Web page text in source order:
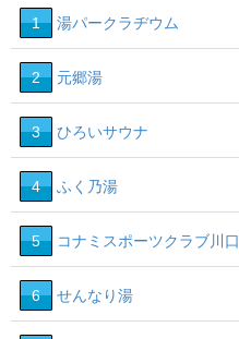
1 湯パークラヂウム
2 元郷湯
3 ひろいサウナ
4 ふく乃湯
5 コナミスポーツクラブ川口
6 せんなり湯